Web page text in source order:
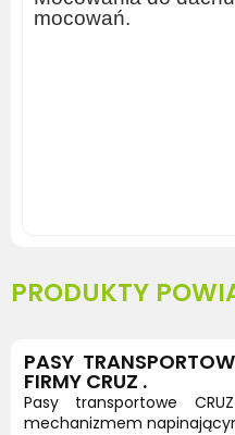
mocowań.
PRODUKTY
PASY
FIRMY CRUZ .
Pasy transportowe
mechanizmem